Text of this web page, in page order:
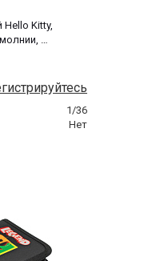
Hello Kitty,
1/36
Нет